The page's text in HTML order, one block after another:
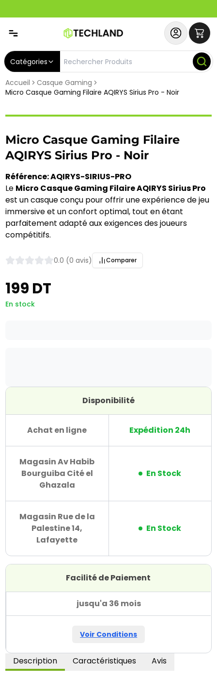
Catégories
Accueil
Casque Gaming
Micro Casque Gaming Filaire AQIRYS Sirius Pro - Noir
Micro Casque Gaming Filaire
AQIRYS Sirius Pro - Noir
Référence: AQIRYS-SIRIUS-PRO
Le Micro Casque Gaming Filaire AQIRYS Sirius Pro
est un casque conçu pour offrir une expérience de jeu
immersive et un confort optimal, tout en étant
parfaitement adapté aux exigences des joueurs
compétitifs.
0.0 (0 avis) Comparer
199 DT
En stock
Disponibilité
Achat en ligne Expédition 24h
Magasin Av Habib
Bourguiba Cité el
Ghazala
En Stock
Magasin Rue de la
Palestine 14,
Lafayette
En Stock
Facilité de Paiement
jusqu'a 36 mois
Voir Conditions
Description Caractéristiques Avis